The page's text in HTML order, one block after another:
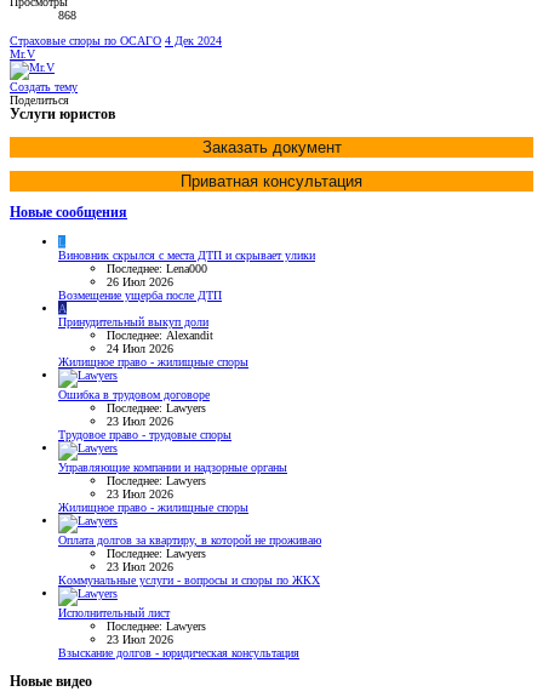
868
Страховые споры по ОСАГО 4 Дек 2024
Mr.V
Создать тему
Поделиться
Услуги юристов
Заказать документ
Приватная консультация
Новые сообщения
L
Виновник скрылся с места ДТП и скрывает улики
Последнее: Lena000
26 Июл 2026
Возмещение ущерба после ДТП
A
Принудительный выкуп доли
Последнее: Alexandit
24 Июл 2026
Жилищное право - жилищные споры
Ошибка в трудовом договоре
Последнее: Lawyers
23 Июл 2026
Трудовое право - трудовые споры
Управляющие компании и надзорные органы
Последнее: Lawyers
23 Июл 2026
Жилищное право - жилищные споры
Оплата долгов за квартиру, в которой не проживаю
Последнее: Lawyers
23 Июл 2026
Коммунальные услуги - вопросы и споры по ЖКХ
Исполнительный лист
Последнее: Lawyers
23 Июл 2026
Взыскание долгов - юридическая консультация
Новые видео